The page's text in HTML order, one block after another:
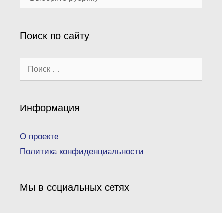
рубрики
Поиск по сайту
Информация
О проекте
Политика конфиденциальности
Мы в социальных сетях